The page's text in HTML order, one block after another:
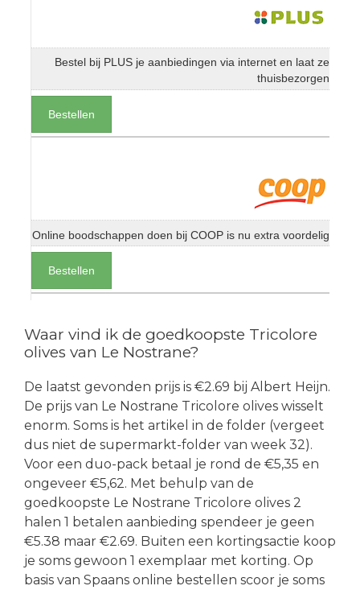
Bestel bij PLUS je aanbiedingen via internet en laat ze
thuisbezorgen
Bestellen
Online boodschappen doen bij COOP is nu extra voordelig
Bestellen
Waar vind ik de goedkoopste Tricolore
olives van Le Nostrane?
De laatst gevonden prijs is €2.69 bij Albert Heijn.
De prijs van Le Nostrane Tricolore olives wisselt
enorm. Soms is het artikel in de folder (vergeet
dus niet de supermarkt-folder van week 32).
Voor een duo-pack betaal je rond de €5,35 en
ongeveer €5,62. Met behulp van de
goedkoopste Le Nostrane Tricolore olives 2
halen 1 betalen aanbieding spendeer je geen
€5.38 maar €2.69. Buiten een kortingsactie koop
je soms gewoon 1 exemplaar met korting. Op
basis van Spaans online bestellen scoor je soms